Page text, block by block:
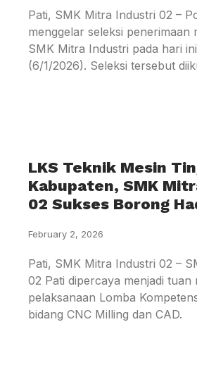
Pati, SMK Mitra Industri 02 –
menggelar seleksi penerimaan
SMK Mitra Industri pada hari
(6/1/2026). Seleksi tersebut
LKS Teknik Mesin
Kabupaten, SMK
02 Sukses Borong
February 2, 2026
Pati, SMK Mitra Industri 02 –
02 Pati dipercaya menjadi tuan
pelaksanaan Lomba
bidang CNC Milling dan CAD.